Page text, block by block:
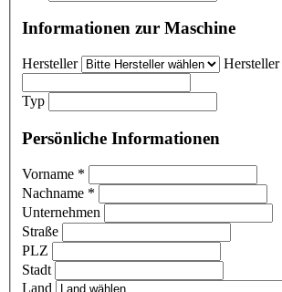
Informationen zur Maschine
Hersteller Hersteller
Typ
Persönliche Informationen
Vorname *
Nachname *
Unternehmen
Straße
PLZ
Stadt
Land